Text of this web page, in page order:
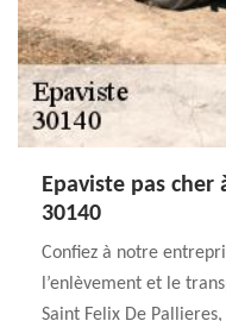
Epaviste pas cher
30140
Confiez à notre
l’enlèvement et le
Saint Felix De